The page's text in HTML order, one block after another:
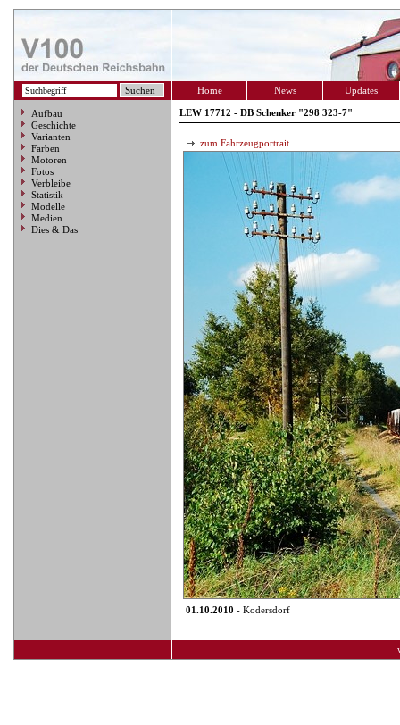
Home News Updates
Aufbau
Geschichte
Varianten
Farben
Motoren
Fotos
Verbleibe
Statistik
Modelle
Medien
Dies & Das
LEW 17712 - DB Schenker "298 323-7"
zum Fahrzeugportrait
01.10.2010 - Kodersdorf